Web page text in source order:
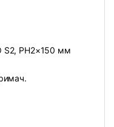
S2, PH2×150 мм